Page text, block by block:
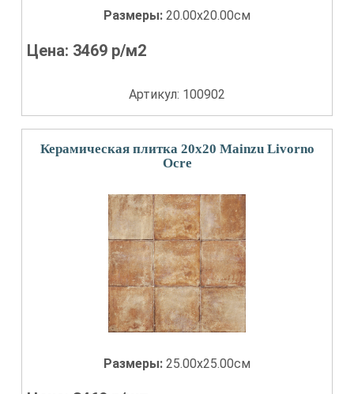
Размеры: 20.00x20.00см
Цена: 3469 р/м2
Артикул: 100902
Керамическая плитка 20x20 Mainzu Livorno
Ocre
Размеры: 25.00x25.00см